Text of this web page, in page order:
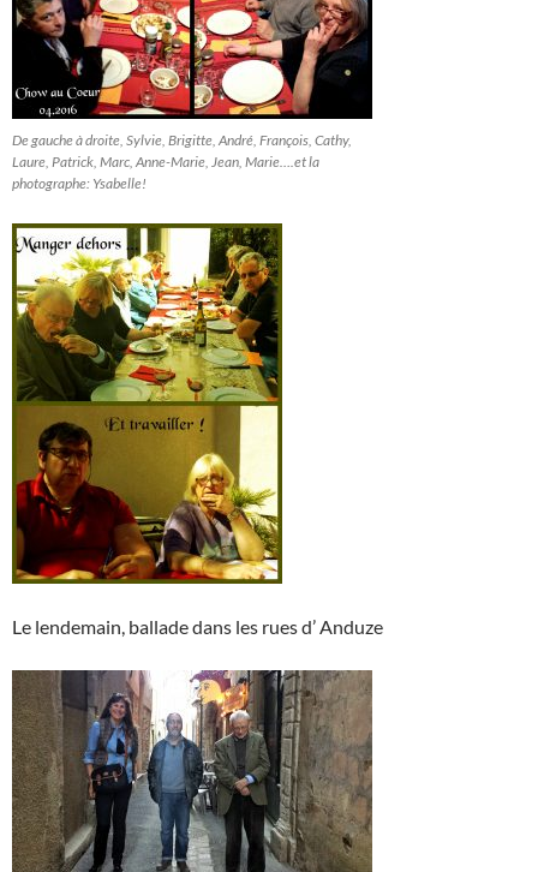
De gauche à droite, Sylvie, Brigitte, André, François, Cathy,
Laure, Patrick, Marc, Anne-Marie, Jean, Marie….et la
photographe: Ysabelle!
Le lendemain, ballade dans les rues d’ Anduze